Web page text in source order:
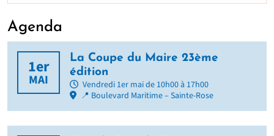
Agenda
1er
MAI
La Coupe du Maire 23ème
édition
Vendredi 1er mai de 10h00 à 17h00
📍 Boulevard Maritime – Sainte-Rose